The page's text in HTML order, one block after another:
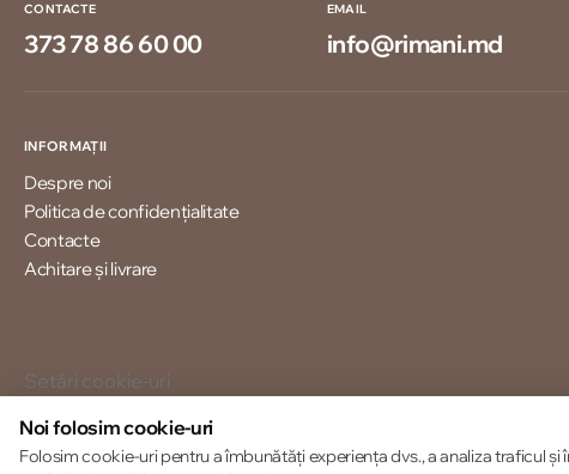
CONTACTE
373 78 86 60 00
EMAIL
info@rimani.md
INFORMAȚII
Despre noi
Politica de confidențialitate
Contacte
Achitare și livrare
Setări cookie-uri
© 2013 – 2026 ECOM
Noi folosim cookie-uri
Folosim cookie-uri pentru a îmbunătăți experiența dvs., a analiza traficul